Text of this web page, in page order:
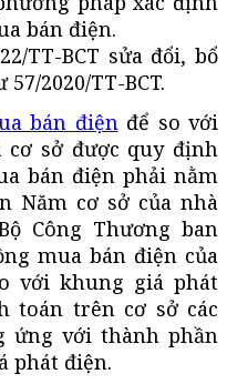
bán điện.
TT-BCT sửa đổi, bổ
2020/TT-BCT.
bán điệnđể so với
sở được quy định
bán điện phải nằm
Năm cơ sở của nhà
Công Thương ban
mua bán điện của
với khung giá phát
toán trên cơ sở các
ứng với thành phần
phát điện.